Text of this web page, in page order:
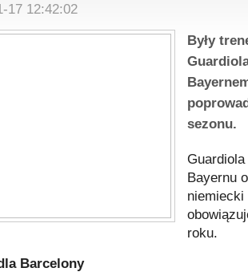
12:42:02
Były
sezonu.
Bayernu
roku.
Barcelony